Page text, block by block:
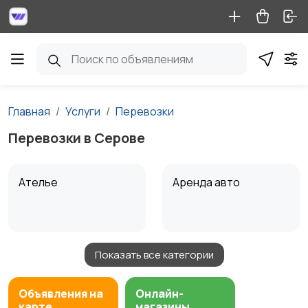
Главная Услуги Перевозки
Перевозки в Серове
Ателье Аренда авто
Аренда водного
транспорта
Аренда спецтехники
Показать все категории
Объявления на
Онлайн-